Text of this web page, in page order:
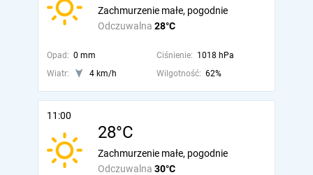
Odczuwalna 28°C
Zachmurzenie małe, pogodnie
Opad: 0 mm Ciśnienie: 1018 hPa
Wiatr:
4 km/h Wilgotność: 62%
11:00
28°C
Odczuwalna 30°C
Zachmurzenie małe, pogodnie